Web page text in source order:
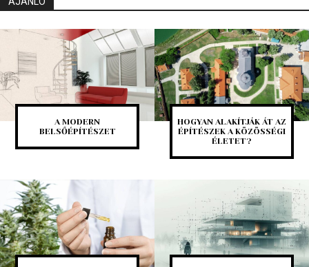
A MODERN
BELSŐÉPÍTÉSZET
HOGYAN ALAKÍTJÁK ÁT AZ
ÉPÍTÉSZEK A KÖZÖSSÉGI
ÉLETET?